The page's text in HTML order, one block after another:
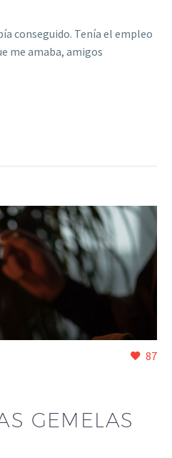
Tenía el empleo
me amaba, amigos
87
GEMELAS